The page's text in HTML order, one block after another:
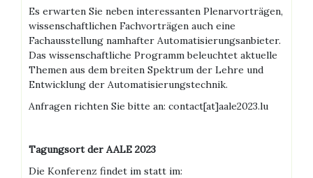
Es erwarten Sie neben interessanten Plenarvorträgen,
wissenschaftlichen Fachvorträgen auch eine
Fachausstellung namhafter Automatisierungsanbieter.
Das wissenschaftliche Programm beleuchtet aktuelle
Themen aus dem breiten Spektrum der Lehre und
Entwicklung der Automatisierungstechnik.
Anfragen richten Sie bitte an: contact[at]aale2023.lu
Tagungsort der AALE 2023
Die Konferenz findet im statt im: